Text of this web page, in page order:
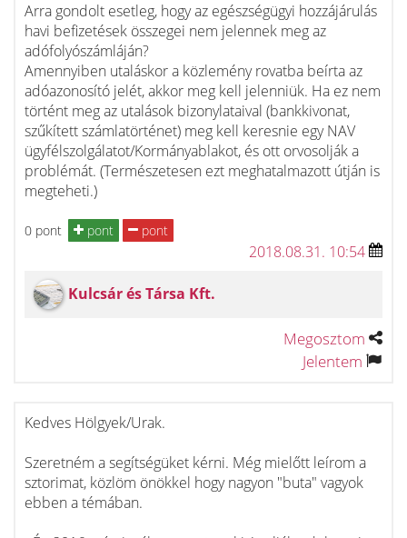
Arra gondolt esetleg, hogy az egészségügyi hozzájárulás
havi befizetések összegei nem jelennek meg az
adófolyószámláján?
Amennyiben utaláskor a közlemény rovatba beírta az
adóazonosító jelét, akkor meg kell jelenniük. Ha ez nem
történt meg az utalások bizonylataival (bankkivonat,
szűkített számlatörténet) meg kell keresnie egy NAV
ügyfélszolgálatot/Kormányablakot, és ott orvosolják a
problémát. (Természetesen ezt meghatalmazott útján is
megteheti.)
0 pont pont pont
2018.08.31. 10:54
Kulcsár és Társa Kft.
Megosztom
Jelentem
Kedves Hölgyek/Urak.
Szeretném a segítségüket kérni. Még mielőtt leírom a
sztorimat, közlöm önökkel hogy nagyon "buta" vagyok
ebben a témában.